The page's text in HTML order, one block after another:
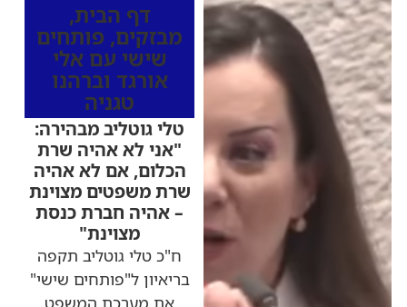
דף הבית,
מבזקים, פותחים
שישי עם אלי
אורגד וברהנו
טגניה
טלי גוטליב מבהירה:
"אני לא אהיה שרת
הכלום, אם לא אהיה
שרת משפטים מצוינת
– אהיה חברת כנסת
מצוינת"
ח"כ טלי גוטליב תקפה
בריאיון ל"פותחים שישי"
את מערכת המשפט